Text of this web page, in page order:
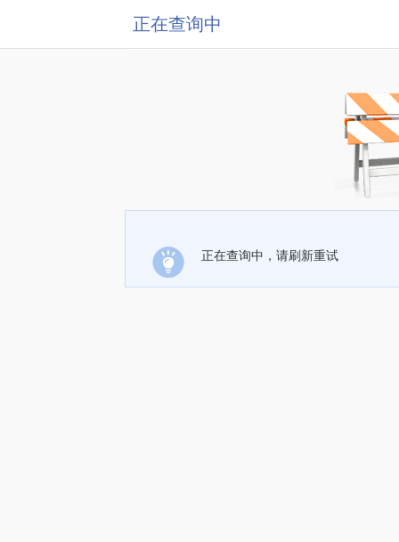
正在查询中
正在查询中，请刷新重试